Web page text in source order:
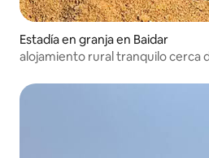
Estadía en granja en Baidar
alojamiento rural tranquilo cerca